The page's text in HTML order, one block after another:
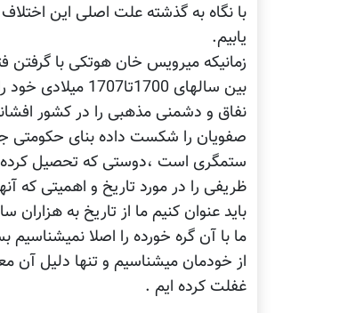
با نگاه به گذشته علت اصلی این
یابیم.
زمانیکه میرویس خان هوتکی با گرفتن
بین سالهای
نفاق و دشمنی مذهبی را در کشور
صفویان را شکست داده بنای حکومتی
ستمگری است ،دوستی که تحصیل کرده
ظریفی را در مورد تاریخ و اهمیتی که
باید عنوان کنیم ما از تاریخ به
ما با آن گره خورده را اصلا
از خودمان میشناسیم و تنها دلیل آن
غفلت کرده ایم .